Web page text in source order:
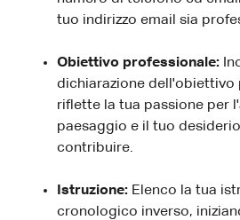
tuo indirizzo email sia
Obiettivo professionale:
dichiarazione dell'obiettivo
riflette la tua passione per
paesaggio e il tuo
contribuire.
Istruzione: Elenco la tua
cronologico inverso,